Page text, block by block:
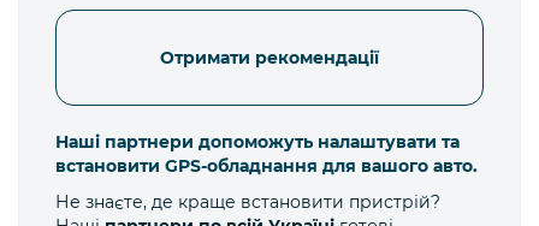
Отримати рекомендації
Наші партнери допоможуть налаштувати та
встановити GPS-обладнання для вашого авто.
Не знаєте, де краще встановити пристрій?